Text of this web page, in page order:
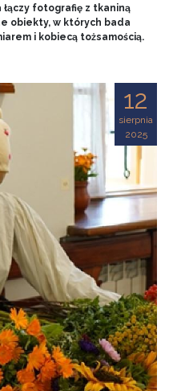
fotografię z tkaniną
obiekty, w których bada
i kobiecą tożsamością.
12
sierpnia
2025